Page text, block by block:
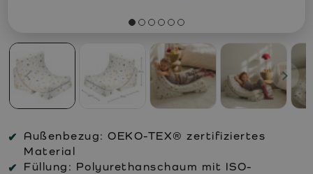
Außenbezug: OEKO-TEX® zertifiziertes
Material
Füllung: Polyurethanschaum mit ISO-